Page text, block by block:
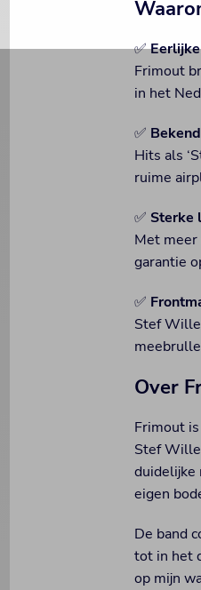
✅
Frimout
in het
✅
Hits als
ruime
✅ Sterke
Met meer
garantie
✅
Stef
Over
Frimout
Stef
duidelijke
eigen
De band
tot in het
op mijn